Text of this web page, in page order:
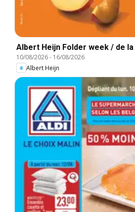
Albert Heijn Folder week / de
10/08/2026- 16/08/2026
Albert Heijn